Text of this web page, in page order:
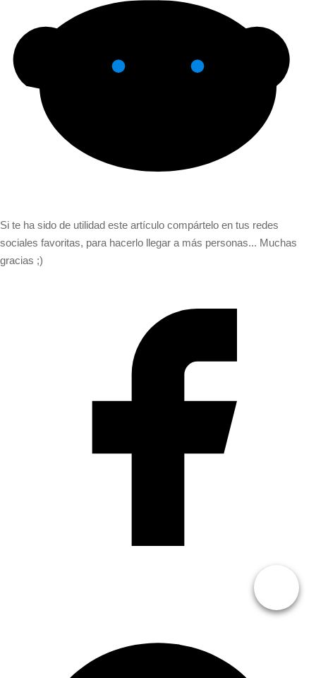
Si te ha sido de utilidad este artículo compártelo en tus redes
sociales favoritas, para hacerlo llegar a más personas... Muchas
gracias ;)